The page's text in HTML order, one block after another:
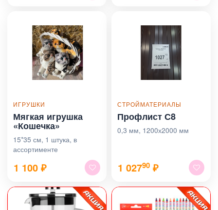
ИГРУШКИ
Мягкая игрушка
«Кошечка»
15*35 см, 1 штука, в
ассортименте
1 100 ₽
СТРОЙМАТЕРИАЛЫ
Профлист С8
0,3 мм, 1200х2000 мм
1 02790 ₽